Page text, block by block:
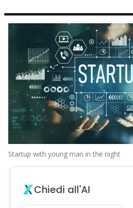
Startup with young man in the night
Chiedi all'AI